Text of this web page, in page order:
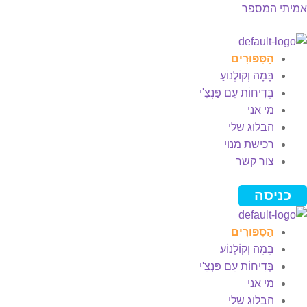
אמיתי המספר
Menu
הַסִּפּוּרִים
בָּמָה וְקוֹלְנוֹעַ
בְּדִיחוֹת עִם פַּנְצִ'י
מי אני
הבלוג שלי
רכישת מנוי
צור קשר
כניסה
הַסִּפּוּרִים
בָּמָה וְקוֹלְנוֹעַ
בְּדִיחוֹת עִם פַּנְצִ'י
מי אני
הבלוג שלי